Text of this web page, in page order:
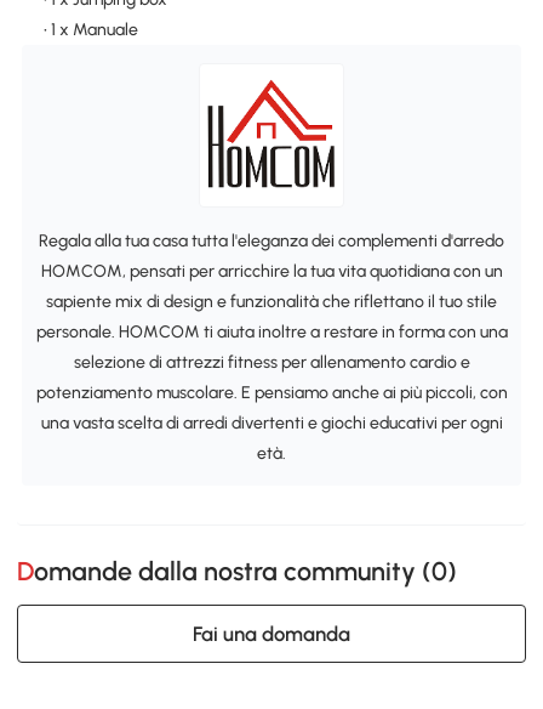
• 1 x Manuale
Regala alla tua casa tutta l'eleganza dei complementi d'arredo
HOMCOM, pensati per arricchire la tua vita quotidiana con un
sapiente mix di design e funzionalità che riflettano il tuo stile
personale. HOMCOM ti aiuta inoltre a restare in forma con una
selezione di attrezzi fitness per allenamento cardio e
potenziamento muscolare. E pensiamo anche ai più piccoli, con
una vasta scelta di arredi divertenti e giochi educativi per ogni
età.
Domande dalla nostra community (0)
Fai una domanda